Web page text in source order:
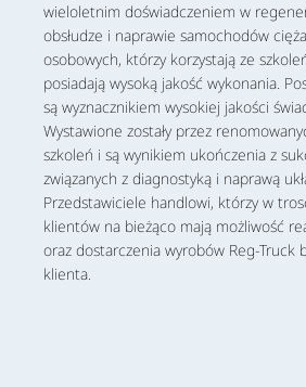
wieloletnim doświadczeniem w
obsłudze i naprawie samochodów
osobowych, którzy korzystają ze
posiadają wysoką jakość wykonania.
są wyznacznikiem wysokiej jakości
Wystawione zostały przez
szkoleń i są wynikiem ukończenia z
związanych z diagnostyką i naprawą
Przedstawiciele handlowi, którzy w
klientów na bieżąco mają możliwość
oraz dostarczenia wyrobów Reg-Truck
klienta.